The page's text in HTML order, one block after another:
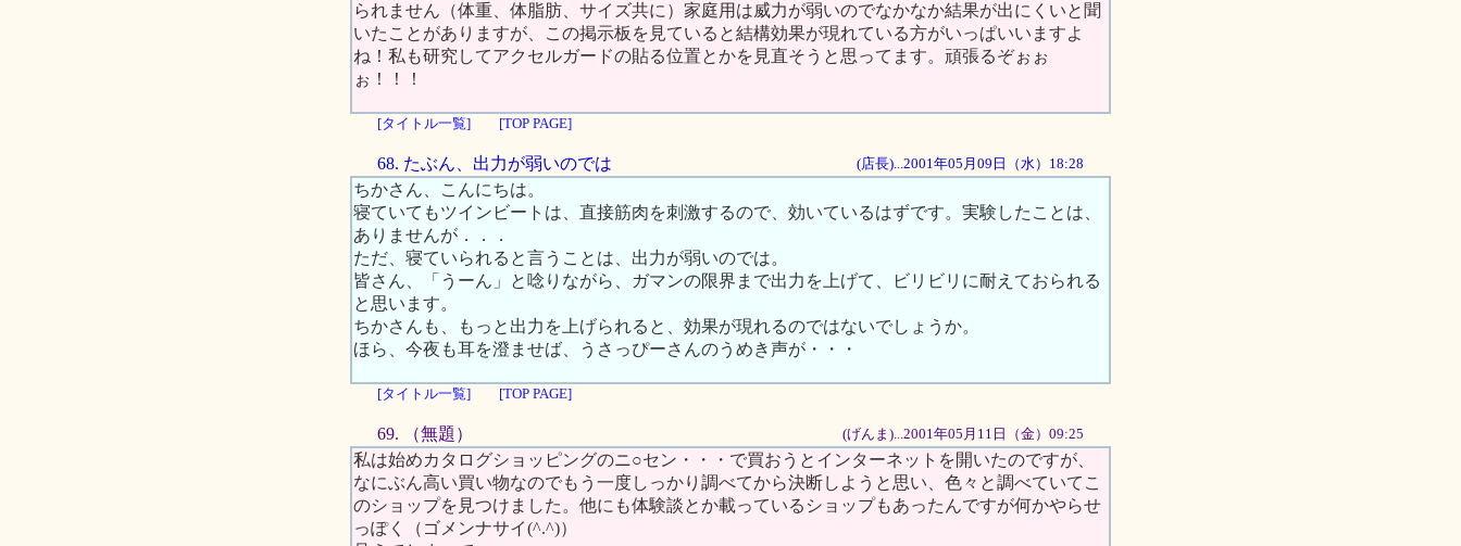
られません（体重、体脂肪、サイズ共に）家庭用は威力が弱いのでなかなか結果が出にくいと聞
いたことがありますが、この掲示板を見ていると結構効果が現れている方がいっぱいいますよ
ね！私も研究してアクセルガードの貼る位置とかを見直そうと思ってます。頑張るぞぉぉ
ぉ！！！
[タイトル一覧] [TOP PAGE]
68. たぶん、出力が弱いのでは (店長)...2001年05月09日（水）18:28
ちかさん、こんにちは。
寝ていてもツインビートは、直接筋肉を刺激するので、効いているはずです。実験したことは、
ありませんが．．．
ただ、寝ていられると言うことは、出力が弱いのでは。
皆さん、「うーん」と唸りながら、ガマンの限界まで出力を上げて、ビリビリに耐えておられる
と思います。
ちかさんも、もっと出力を上げられると、効果が現れるのではないでしょうか。
ほら、今夜も耳を澄ませば、うさっぴーさんのうめき声が・・・
[タイトル一覧] [TOP PAGE]
69. （無題） (げんま)...2001年05月11日（金）09:25
私は始めカタログショッピングのニ○セン・・・で買おうとインターネットを開いたのですが、
なにぶん高い買い物なのでもう一度しっかり調べてから決断しようと思い、色々と調べていてこ
のショップを見つけました。他にも体験談とか載っているショップもあったんですが何かやらせ
っぽく（ゴメンナサイ(^.^)）